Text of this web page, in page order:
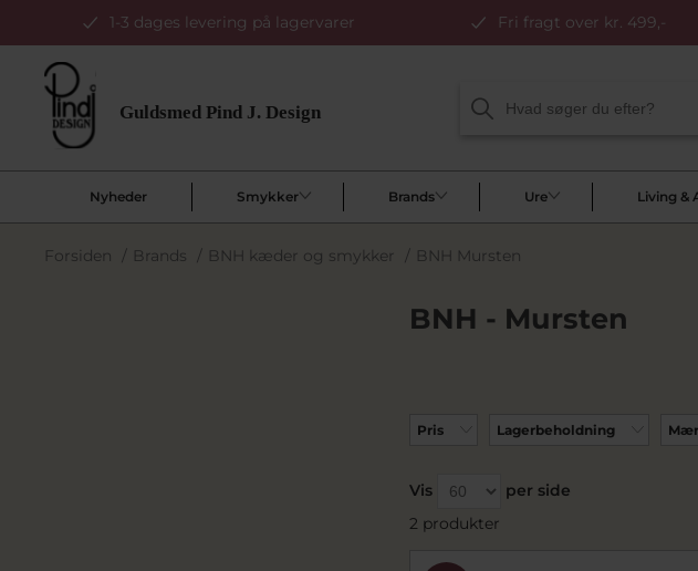
1-3 dages levering på lagervarer Fri fragt over kr. 499,-
Nyheder Smykker Brands Ure Living &
Forsiden / Brands / BNH kæder og smykker / BNH Mursten
BNH - Mursten
Pris Lagerbeholdning
Vis
per side
2 produkter